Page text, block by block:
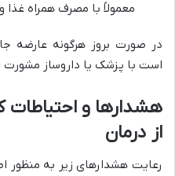
معمولاً با مصرف همراه
در صورت بروز هرگونه عارضه
است با پزشک یا داروساز
هشدارها و احتیاطات
از درمان
رعایت هشدارهای زیر به منظور